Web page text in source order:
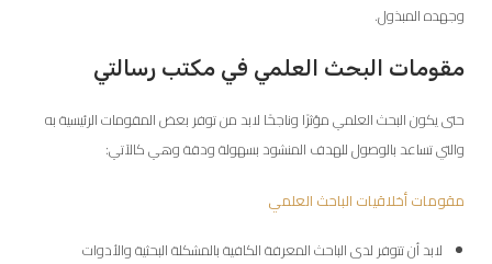
وجهده المبذول.
مقومات البحث العلمي في مكتب رسالتي
حتى يكون البحث العلمي مؤثرًا وناجحًا لابد من توفر بعض المقومات الرئيسية به
والتي تساعد بالوصول للهدف المنشود بسهولة ودقة وهي كالآتي:
مقومات أخلاقيات الباحث العلمي
لابد أن تتوفر لدى الباحث المعرفة الكافية بالمشكلة البحثية والأدوات